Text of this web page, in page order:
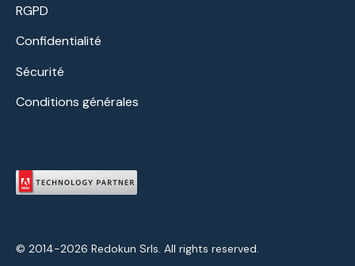
RGPD
Confidentialité
Sécurité
Conditions générales
© 2014-2026 Redokun Srls. All rights reserved.